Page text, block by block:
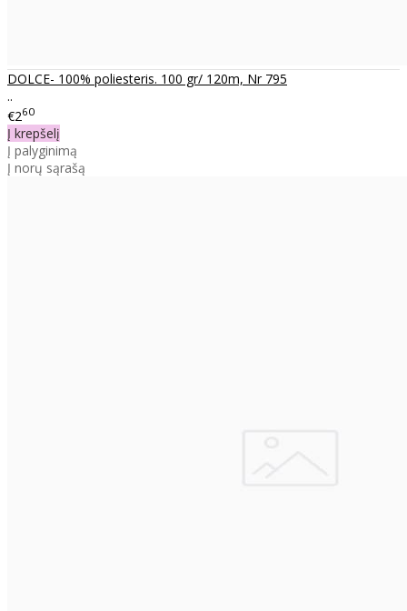
DOLCE- 100% poliesteris. 100 gr/ 120m, Nr 795
..
€260
Į krepšelį
Į palyginimą
Į norų sąrašą